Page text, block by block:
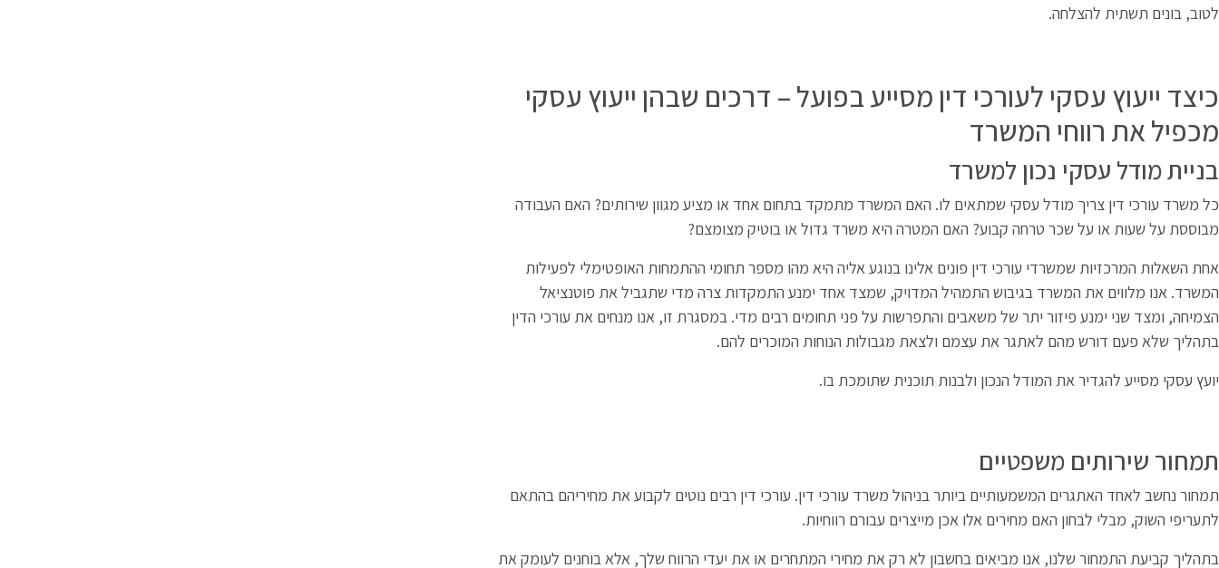
לטוב, בונים תשתית להצלחה.
כיצד ייעוץ עסקי לעורכי דין מסייע בפועל – דרכים שבהן ייעוץ עסקי
מכפיל את רווחי המשרד
בניית מודל עסקי נכון למשרד
כל משרד עורכי דין צריך מודל עסקי שמתאים לו. האם המשרד מתמקד בתחום אחד או מציע מגוון שירותים? האם העבודה
מבוססת על שעות או על שכר טרחה קבוע? האם המטרה היא משרד גדול או בוטיק מצומצם?
אחת השאלות המרכזיות שמשרדי עורכי דין פונים אלינו בנוגע אליה היא מהו מספר תחומי ההתמחות האופטימלי לפעילות
המשרד. אנו מלווים את המשרד בגיבוש התמהיל המדויק, שמצד אחד ימנע התמקדות צרה מדי שתגביל את פוטנציאל
הצמיחה, ומצד שני ימנע פיזור יתר של משאבים והתפרשות על פני תחומים רבים מדי. במסגרת זו, אנו מנחים את עורכי הדין
בתהליך שלא פעם דורש מהם לאתגר את עצמם ולצאת מגבולות הנוחות המוכרים להם.
יועץ עסקי מסייע להגדיר את המודל הנכון ולבנות תוכנית שתומכת בו.
תמחור שירותים משפטיים
תמחור נחשב לאחד האתגרים המשמעותיים ביותר בניהול משרד עורכי דין. עורכי דין רבים נוטים לקבוע את מחיריהם בהתאם
לתעריפי השוק, מבלי לבחון האם מחירים אלו אכן מייצרים עבורם רווחיות.
בתהליך קביעת התמחור שלנו, אנו מביאים בחשבון לא רק את מחירי המתחרים או את יעדי הרווח שלך, אלא בוחנים לעומק את